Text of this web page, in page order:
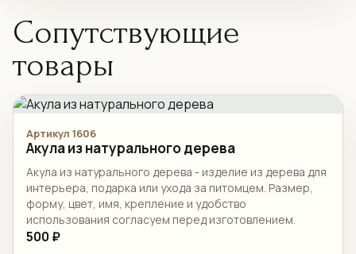
Сопутствующие
товары
Артикул 1606
Акула из натурального дерева
Акула из натурального дерева - изделие из дерева для
интерьера, подарка или ухода за питомцем. Размер,
форму, цвет, имя, крепление и удобство
использования согласуем перед изготовлением.
500 ₽